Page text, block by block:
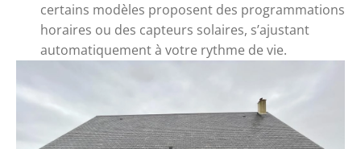
certains modèles proposent des programmations
horaires ou des capteurs solaires, s’ajustant
automatiquement à votre rythme de vie.